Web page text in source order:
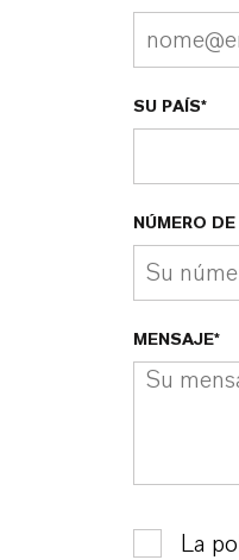
SU PAÍS*
NÚMERO
MENSAJE*
La